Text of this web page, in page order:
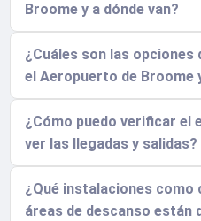
Broome y a dónde van?
¿Cuáles son las
el Aeropuerto de Broome
¿Cómo puedo verificar el
ver las llegadas y salidas?
¿Qué instalaciones como
áreas de descanso están